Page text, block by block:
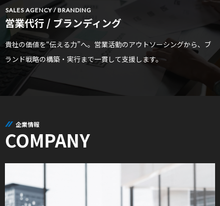
SALES AGENCY / BRANDING
営業代行 / ブランディング
貴社の価値を“伝える力”へ。営業活動のアウトソーシングから、ブ
ランド戦略の構築・実行まで一貫して支援します。
企業情報
COMPANY